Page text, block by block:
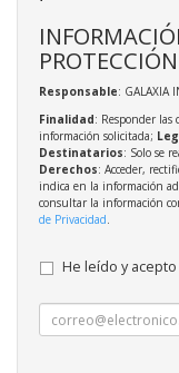
Responsable: GALAXIA
Finalidad: Responder
información solicitada;
Destinatarios: Solo se
Derechos: Acceder,
indica en la información
consultar la información
de Privacidad.
He leído y acepto